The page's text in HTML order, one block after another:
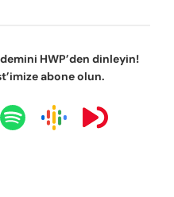
HWP’den dinleyin!
abone olun.